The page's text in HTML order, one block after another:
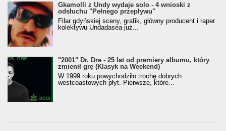
Gkamolli z Undy wydaje solo - 4 wnioski z
odsłuchu "Pełnego przepływu"
Filar gdyńskiej sceny, grafik, główny producent i raper
kolektywu Undadasea już...
"2001" Dr. Dre - 25 lat od premiery albumu, który
zmienił grę (Klasyk na Weekend)
W 1999 roku powychodziło trochę dobrych
westcoastowych płyt. Pierwsze, które...